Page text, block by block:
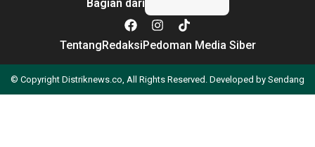
Bagian dari
TentangRedaksiPedoman Media Siber
© Copyright Distriknews.co, All Rights Reserved. Developed by Sendang